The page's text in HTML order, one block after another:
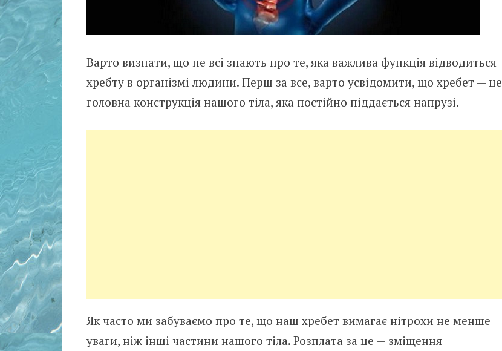
Варто визнати, що не всі знають про те, яка важлива функція відводиться
хребту в організмі людини. Перш за все, варто усвідомити, що хребет — це
головна конструкція нашого тіла, яка постійно піддається напрузі.
Як часто ми забуваємо про те, що наш хребет вимагає нітрохи не менше
уваги, ніж інші частини нашого тіла. Розплата за це — зміщення